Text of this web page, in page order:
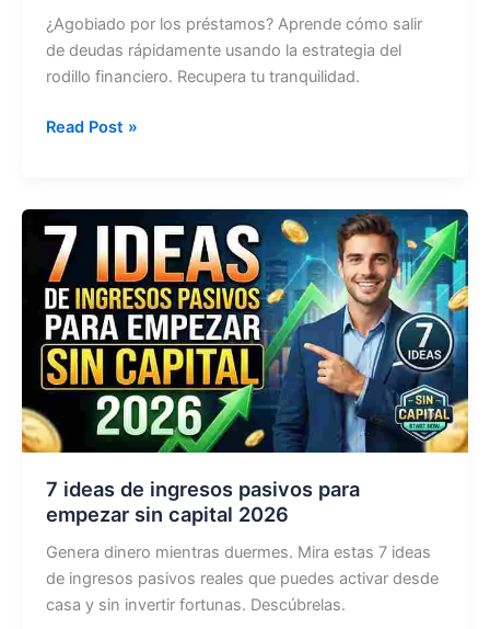
¿Agobiado por los préstamos? Aprende cómo salir
de deudas rápidamente usando la estrategia del
rodillo financiero. Recupera tu tranquilidad.
Cómo
deudas
rápidamente:
El
método
infalible
Read Post »
7 ideas de ingresos pasivos para
empezar sin capital 2026
Genera dinero mientras duermes. Mira estas 7 ideas
de ingresos pasivos reales que puedes activar desde
casa y sin invertir fortunas. Descúbrelas.